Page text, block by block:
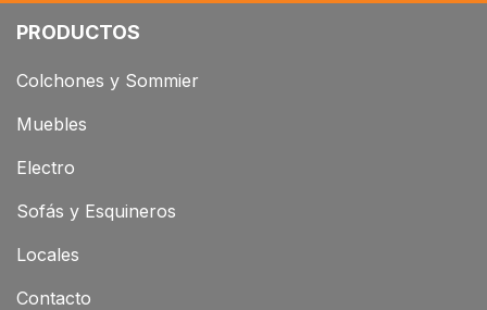
PRODUCTOS
Colchones y Sommier
Muebles
Electro
Sofás y Esquineros
Locales
Contacto